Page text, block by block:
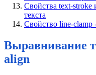
Свойства text-stroke
текста
Свойство line-clamp
Выравнивание
align